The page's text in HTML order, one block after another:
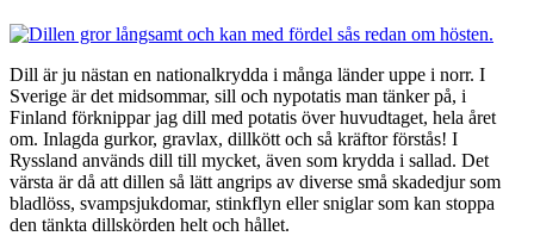
Dill är ju nästan en nationalkrydda i många länder uppe i norr. I
Sverige är det midsommar, sill och nypotatis man tänker på, i
Finland förknippar jag dill med potatis över huvudtaget, hela året
om. Inlagda gurkor, gravlax, dillkött och så kräftor förstås! I
Ryssland används dill till mycket, även som krydda i sallad. Det
värsta är då att dillen så lätt angrips av diverse små skadedjur som
bladlöss, svampsjukdomar, stinkflyn eller sniglar som kan stoppa
den tänkta dillskörden helt och hållet.